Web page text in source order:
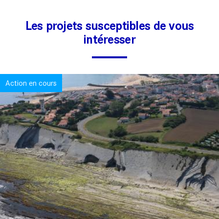
Les projets susceptibles de vous
intéresser
Action en cours